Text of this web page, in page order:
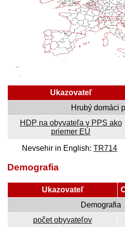
Ukazovateľ
Hrubý domáci
HDP na obyvateľa v PPS ako
priemer EÚ
Nevsehir in English: TR714
Demografia
Ukazovateľ
Demografia
počet obyvateľov